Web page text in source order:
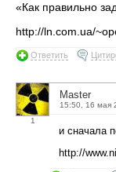
«Как правильно
http://ln.com.ua/
Ответить
1
Master
15:50, 16 мая
и сначала
http://